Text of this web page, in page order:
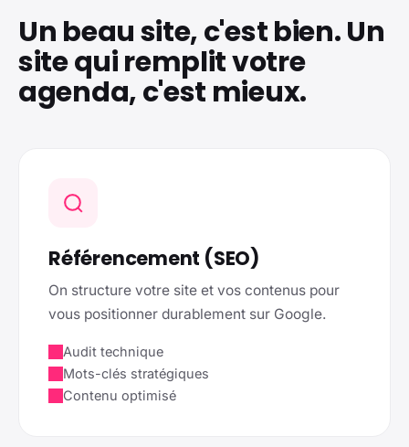
Un beau site, c'est bien. Un
site qui remplit votre
agenda, c'est mieux.
Référencement (SEO)
On structure votre site et vos contenus pour
vous positionner durablement sur Google.
Audit technique
Mots-clés stratégiques
Contenu optimisé